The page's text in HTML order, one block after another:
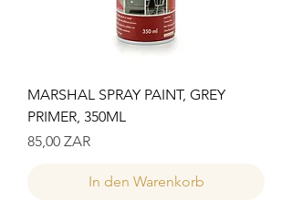
MARSHAL SPRAY PAINT, GREY
PRIMER, 350ML
Preis
85,00 ZAR
In den Warenkorb